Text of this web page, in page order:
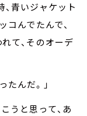
、青いジャケット
コんでたんで、
て、そのオーデ
たんだ。」
うと思って、あ